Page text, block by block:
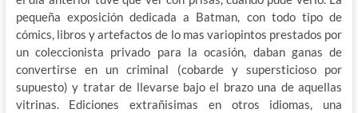
pequeña exposición dedicada a Batman, con todo tipo de
cómics, libros y artefactos de lo mas variopintos prestados por
un coleccionista privado para la ocasión, daban ganas de
convertirse en un criminal (cobarde y supersticioso por
supuesto) y tratar de llevarse bajo el brazo una de aquellas
vitrinas. Ediciones extrañisimas en otros idiomas, una